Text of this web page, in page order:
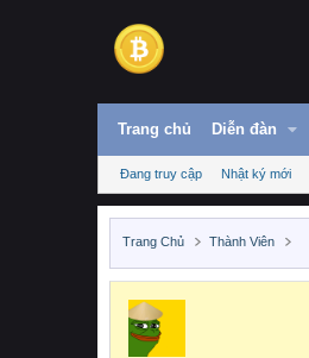
Trang chủ Diễn đàn
Đang truy cập Nhật ký mới
Trang Chủ Thành Viên